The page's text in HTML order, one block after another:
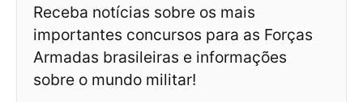
Receba notícias sobre os mais
importantes concursos para as Forças
Armadas brasileiras e informações
sobre o mundo militar!